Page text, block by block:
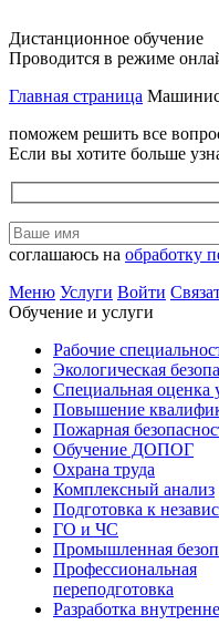
Дистанционное обучение
Проводится в режиме
Главная страница
поможем решить все
Если вы хотите больше
соглашаюсь на обработку
Меню Услуги Войти
Обучение и услуги
Рабочие
Экологическая
Специальная оценка
Повышение
Пожарная
Обучение ДОПОГ
Охрана труда
Комплексный анализ
Подготовка к
ГО и ЧС
Промышленная
Профессиональная
переподготовка
Разработка